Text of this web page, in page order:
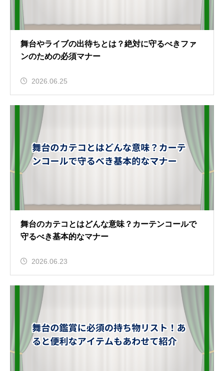
舞台やライブの出待ちとは？絶対に守るべきファ
ンのための必須マナー
2026.06.25
舞台のカテコとはどんな意味？カーテンコールで
守るべき基本的なマナー
2026.06.23